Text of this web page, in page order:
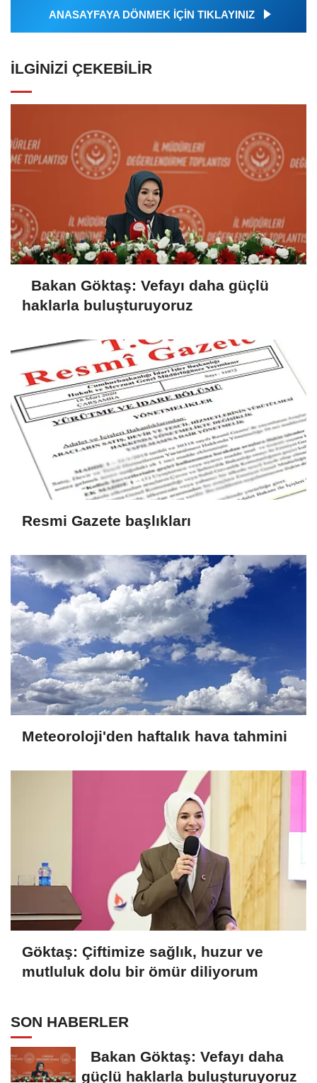
ANASAYFAYA DÖNMEK İÇİN TIKLAYINIZ
İLGINIZI ÇEKEBILIR
Bakan Göktaş: Vefayı daha güçlü
haklarla buluşturuyoruz
Resmi Gazete başlıkları
Meteoroloji'den haftalık hava tahmini
Göktaş: Çiftimize sağlık, huzur ve
mutluluk dolu bir ömür diliyorum
SON HABERLER
Bakan Göktaş: Vefayı daha
güçlü haklarla buluşturuyoruz